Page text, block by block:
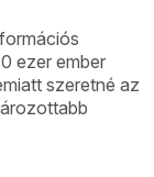
ezer ember
szeretné az